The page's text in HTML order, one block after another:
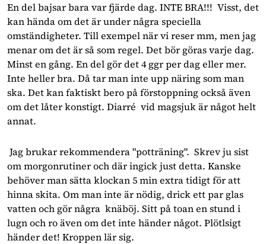
En del bajsar bara var fjärde dag. INTE BRA!!! Visst, det
kan hända om det är under några speciella
omständigheter. Till exempel när vi reser mm, men jag
menar om det är så som regel. Det bör göras varje dag.
Minst en gång. En del gör det 4 ggr per dag eller mer.
Inte heller bra. Då tar man inte upp näring som man
ska. Det kan faktiskt bero på förstoppning också även
om det låter konstigt. Diarré vid magsjuk är något helt
annat.
Jag brukar rekommendera "potträning". Skrev ju sist
om morgonrutiner och där ingick just detta. Kanske
behöver man sätta klockan 5 min extra tidigt för att
hinna skita. Om man inte är nödig, drick ett par glas
vatten och gör några knäböj. Sitt på toan en stund i
lugn och ro även om det inte händer något. Plötlsigt
händer det! Kroppen lär sig.